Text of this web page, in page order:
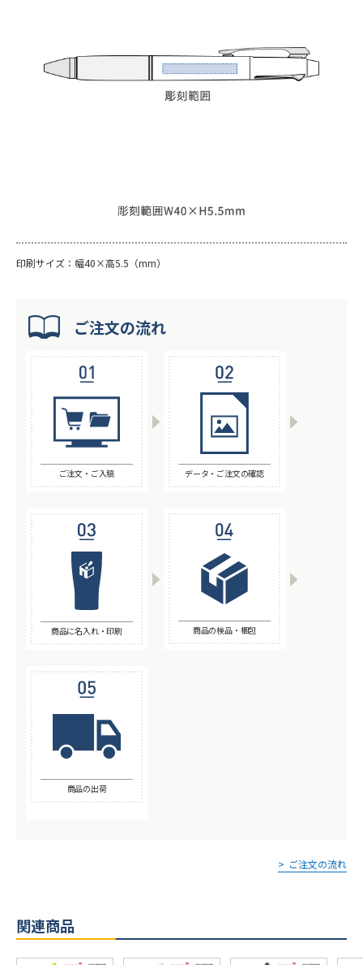
印刷サイズ：幅40×高5.5（mm）
ご注文の流れ
ご注文・ご入稿 データ・ご注文の確認
商品に名入れ・印刷 商品の検品・梱包
商品の出荷
ご注文の流れ
関連商品